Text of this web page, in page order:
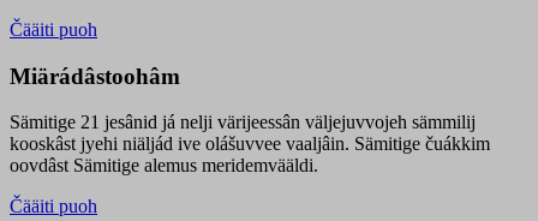
Čääiti puoh
Miärádâstoohâm
Sämitige 21 jesânid já nelji värijeessân väljejuvvojeh sämmilij
kooskâst jyehi niäljád ive olášuvvee vaaljâin. Sämitige čuákkim
oovdâst Sämitige alemus meridemvääldi.
Čääiti puoh